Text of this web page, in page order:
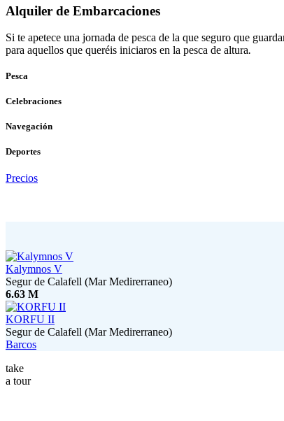
Alquiler de Embarcaciones
Si te apetece una jornada de pesca de la que seguro que
para aquellos que queréis iniciaros en la pesca de altura.
Pesca
Celebraciones
Navegación
Deportes
Precios
Kalymnos V
Segur de Calafell (Mar Medirerraneo)
6.63 M
KORFU II
Segur de Calafell (Mar Medirerraneo)
Barcos
take
a tour